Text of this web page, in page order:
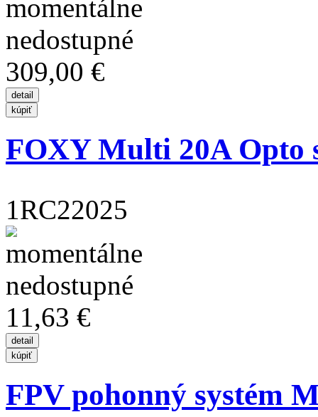
309,00 €
FOXY Multi 20A Opto
1RC22025
11,63 €
FPV pohonný systém